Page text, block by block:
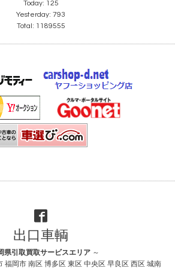
Today: 125
Yesterday: 793
Total: 1189555
出口車輌
県引取買取サービスエリア～
福岡市 南区 博多区 東区 中央区 早良区 西区 城南